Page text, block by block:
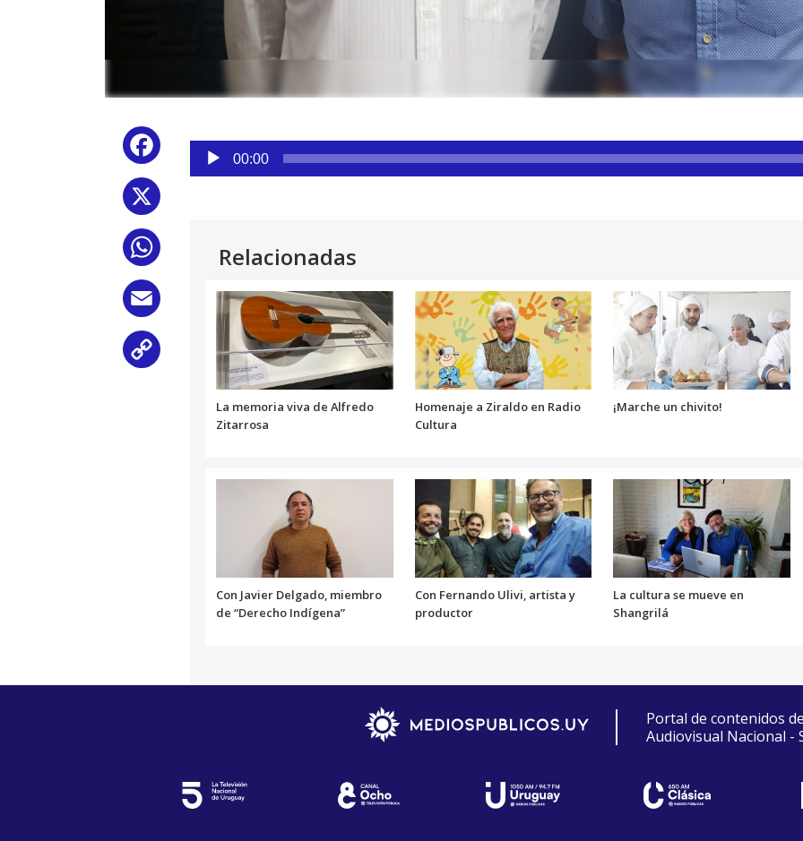
Facebook
WhatsApp
Reproductor
audio
00:00
Relacionadas
La memoria viva de Alfredo
Zitarrosa
Homenaje a Ziraldo en Radio
Cultura
¡Marche un chivito!
Con Javier Delgado, miembro
de “Derecho Indígena”
Con Fernando Ulivi, artista y
productor
La cultura se mueve en
Shangrilá
Portal de contenidos
Audiovisual Nacional -